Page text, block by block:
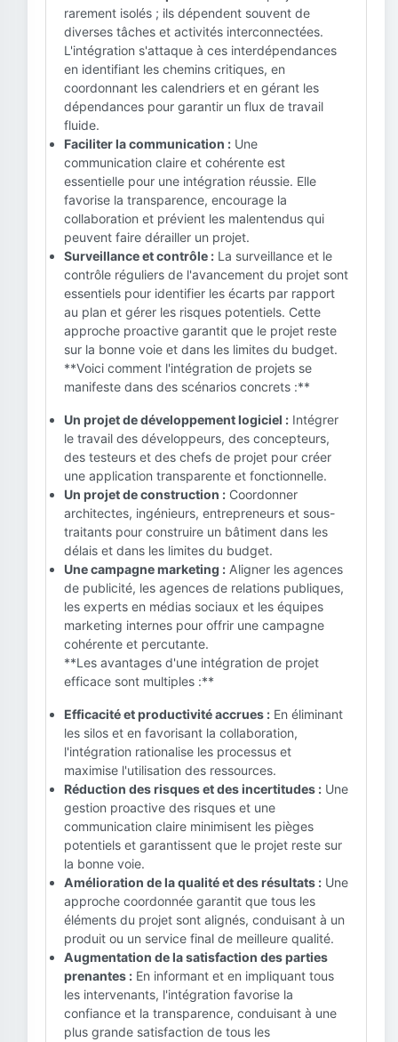
rarement isolés ; ils dépendent souvent de
diverses tâches et activités interconnectées.
L'intégration s'attaque à ces interdépendances
en identifiant les chemins critiques, en
coordonnant les calendriers et en gérant les
dépendances pour garantir un flux de travail
fluide.
Faciliter la communication : Une
communication claire et cohérente est
essentielle pour une intégration réussie. Elle
favorise la transparence, encourage la
collaboration et prévient les malentendus qui
peuvent faire dérailler un projet.
Surveillance et contrôle : La surveillance et le
contrôle réguliers de l'avancement du projet sont
essentiels pour identifier les écarts par rapport
au plan et gérer les risques potentiels. Cette
approche proactive garantit que le projet reste
sur la bonne voie et dans les limites du budget.
**Voici comment l'intégration de projets se
manifeste dans des scénarios concrets :**
Un projet de développement logiciel : Intégrer
le travail des développeurs, des concepteurs,
des testeurs et des chefs de projet pour créer
une application transparente et fonctionnelle.
Un projet de construction : Coordonner
architectes, ingénieurs, entrepreneurs et sous-
traitants pour construire un bâtiment dans les
délais et dans les limites du budget.
Une campagne marketing : Aligner les agences
de publicité, les agences de relations publiques,
les experts en médias sociaux et les équipes
marketing internes pour offrir une campagne
cohérente et percutante.
**Les avantages d'une intégration de projet
efficace sont multiples :**
Efficacité et productivité accrues : En éliminant
les silos et en favorisant la collaboration,
l'intégration rationalise les processus et
maximise l'utilisation des ressources.
Réduction des risques et des incertitudes : Une
gestion proactive des risques et une
communication claire minimisent les pièges
potentiels et garantissent que le projet reste sur
la bonne voie.
Amélioration de la qualité et des résultats : Une
approche coordonnée garantit que tous les
éléments du projet sont alignés, conduisant à un
produit ou un service final de meilleure qualité.
Augmentation de la satisfaction des parties
prenantes : En informant et en impliquant tous
les intervenants, l'intégration favorise la
confiance et la transparence, conduisant à une
plus grande satisfaction de tous les